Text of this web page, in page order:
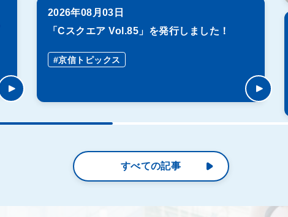
2026年08月03日
「Cスクエア Vol.85」を発行しました！
#京信トピックス
すべての記事